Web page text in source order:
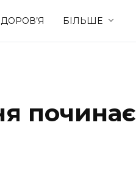
БІЛЬШЕ
Стиль життя
починає